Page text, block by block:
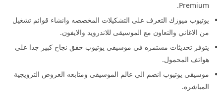
Premium.
يوتيوب ميوزك التعرف على التشكيلات المخصصه وانشاء قوائم تشغيل
من الاغاني والتعاون مع الموسيقى للاندرويد والايفون.
يتوفر تحديثات مستمره في موسيقى يوتيوب حقق نجاح كبير جدا على
هواتف المحمول.
موسيقى يوتيوب انضم الي عالم الموسيقى ومتابعه العروض الترويجية
المباشره.